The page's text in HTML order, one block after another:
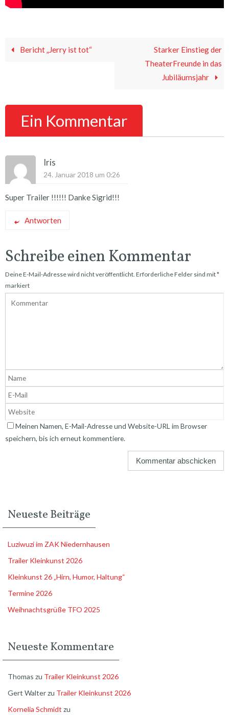
Bericht „Jerry ist tot“
Starker Einstieg der
TheaterFreunde in das
Jubiläumsjahr
Ein Kommentar
Iris
24. Januar 2018 um 0:26
Super Trailer !!!!!! Danke Sigrid!!!
Antworten
Schreibe einen Kommentar
Deine E-Mail-Adresse wird nicht veröffentlicht. Erforderliche Felder sind mit*
markiert
Meinen Namen, E-Mail-Adresse und Website-URL im Browser
speichern, bis ich erneut kommentiere.
Neueste Beiträge
Luziwuzi im ZAK Niedernhausen
Trailer Kleinkunst 2026
Kleinkunst 26 „Hirn, Humor, Haltung“
Termine 2026
Weihnachtsgrüße TFO 2025
Neueste Kommentare
Thomas zu Trailer Kleinkunst 2026
Gert Walterzu Trailer Kleinkunst 2026
Kornelia Schmidt zu